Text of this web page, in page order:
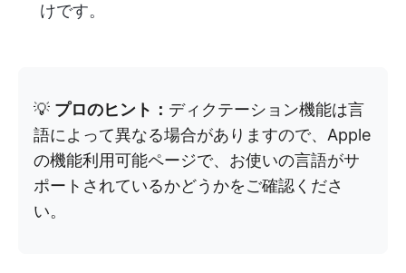
けです。
💡 プロのヒント： ディクテーション機能は言
語によって異なる場合がありますので、Apple
の機能利用可能ページで、お使いの言語がサ
ポートされているかどうかをご確認くださ
い。